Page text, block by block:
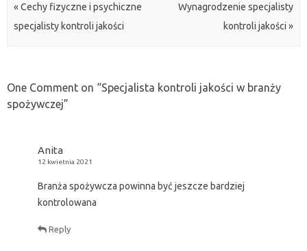
Post navigation
«Cechy fizyczne i psychiczne
specjalisty kontroli jakości
Wynagrodzenie specjalisty
kontroli jakości»
One Comment on “Specjalista kontroli jakości w branży
spożywczej”
Anita
12 kwietnia 2021
Branża spożywcza powinna być jeszcze bardziej
kontrolowana
Reply